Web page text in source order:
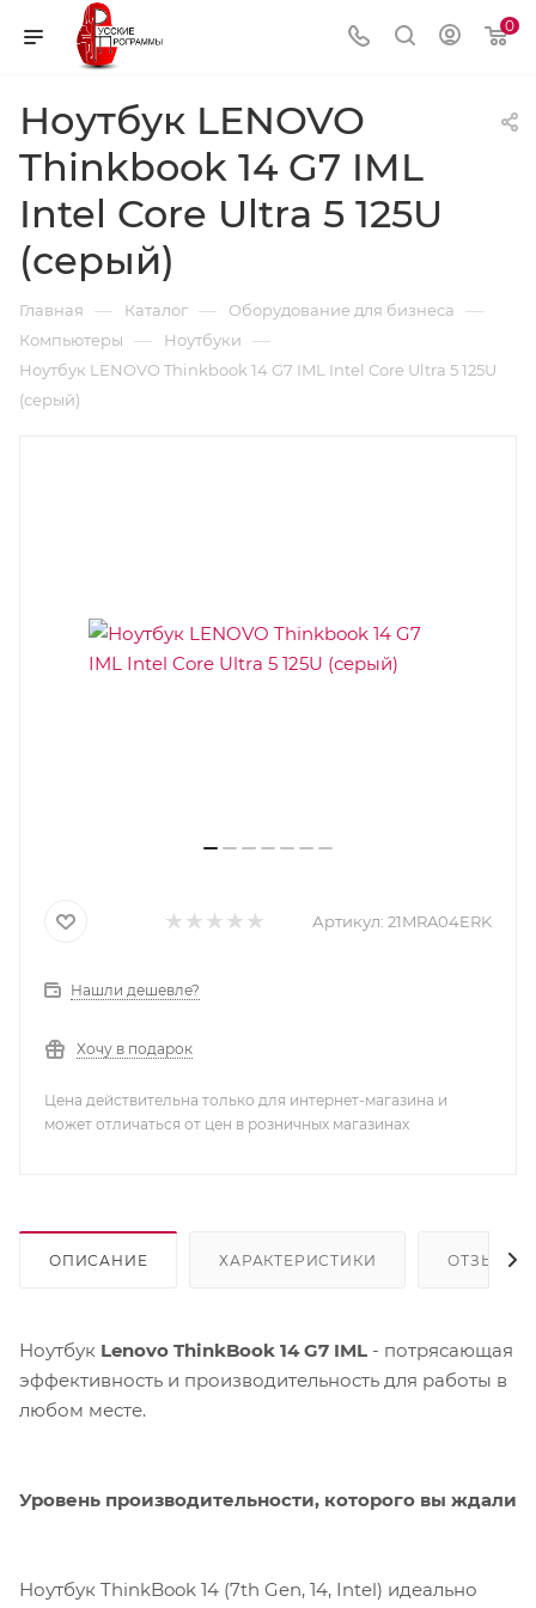
0
Ноутбук LENOVO
Thinkbook 14 G7 IML
Intel Core Ultra 5 125U
(серый)
Главная — Каталог — Оборудование для бизнеса —
Компьютеры — Ноутбуки —
Ноутбук LENOVO Thinkbook 14 G7 IML Intel Core Ultra 5 125U
(серый)
Артикул: 21MRA04ERK
Нашли дешевле?
Хочу в подарок
Цена действительна только для интернет-магазина и
может отличаться от цен в розничных магазинах
ОПИСАНИЕ ХАРАКТЕРИСТИКИ ОТЗЫВЫ
Ноутбук Lenovo ThinkBook 14 G7 IML - потрясающая
эффективность и производительность для работы в
любом месте.
Уровень производительности, которого вы ждали
Ноутбук ThinkBook 14 (7th Gen, 14, Intel) идеально